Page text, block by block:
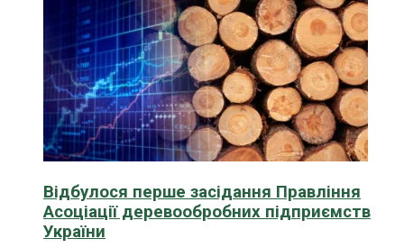
Відбулося перше засідання Правління
Асоціації деревообробних підприємств
України